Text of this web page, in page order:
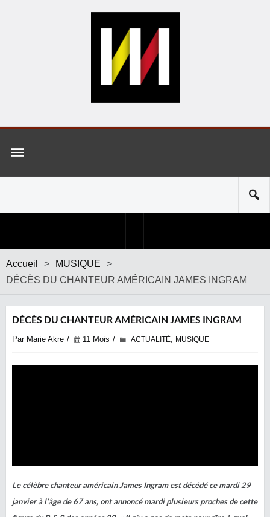
Accueil > MUSIQUE
>
DÉCÈS DU CHANTEUR AMÉRICAIN JAMES INGRAM
DÉCÈS DU CHANTEUR AMÉRICAIN JAMES INGRAM
Par Marie Akre 11 Mois ACTUALITÉ, MUSIQUE
Le célèbre chanteur américain James Ingram est décédé ce mardi 29
janvier à l’âge de 67 ans, ont annoncé mardi plusieurs proches de cette